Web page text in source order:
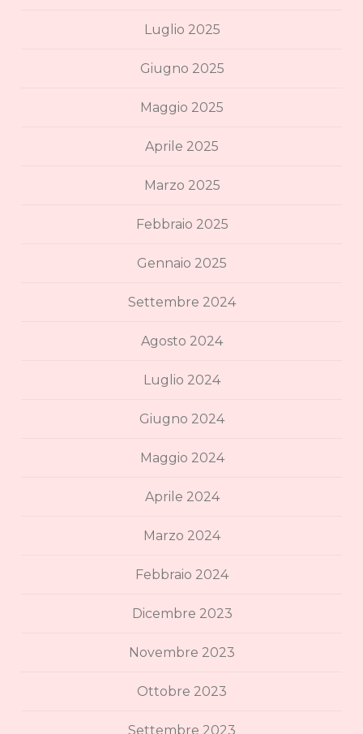
Luglio 2025
Giugno 2025
Maggio 2025
Aprile 2025
Marzo 2025
Febbraio 2025
Gennaio 2025
Settembre 2024
Agosto 2024
Luglio 2024
Giugno 2024
Maggio 2024
Aprile 2024
Marzo 2024
Febbraio 2024
Dicembre 2023
Novembre 2023
Ottobre 2023
Settembre 2023